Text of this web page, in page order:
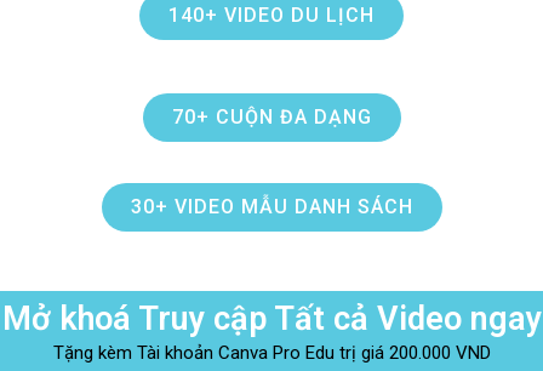
140+ VIDEO DU LỊCH
70+ CUỘN ĐA DẠNG
30+ VIDEO MẪU DANH SÁCH
Mở khoá Truy cập Tất cả Video ngay
Tặng kèm Tài khoản Canva Pro Edu trị giá 200.000 VND